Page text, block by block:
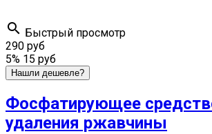
 Быстрый просмотр
290 руб
5% 15 руб
Нашли дешевле?
Фосфатирующее
удаления ржавчины